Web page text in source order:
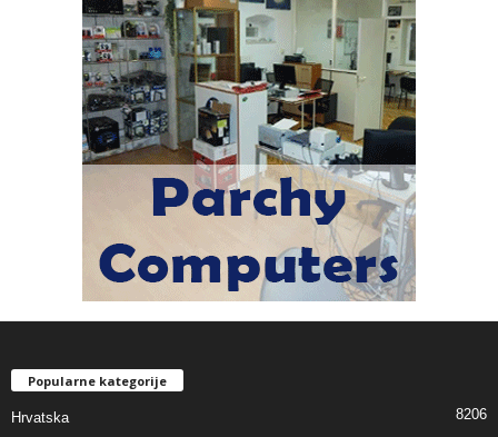
Popularne kategorije
Hrvatska 8206